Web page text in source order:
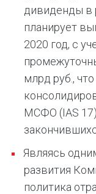
дивиденды в
планирует
2020 год, с
млрд руб.,
МСФО (IAS
Являясь
развития
политика